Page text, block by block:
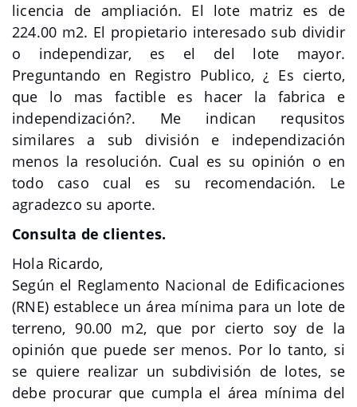
licencia de ampliación. El lote matriz es de
224.00 m2. El propietario interesado sub dividir
o independizar, es el del lote mayor.
Preguntando en Registro Publico, ¿ Es cierto,
que lo mas factible es hacer la fabrica e
independización?. Me indican requsitos
similares a sub división e independización
menos la resolución. Cual es su opinión o en
todo caso cual es su recomendación. Le
agradezco su aporte.
Consulta de clientes.
Hola Ricardo,
Según el Reglamento Nacional de Edificaciones
(RNE) establece un área mínima para un lote de
terreno, 90.00 m2, que por cierto soy de la
opinión que puede ser menos. Por lo tanto, si
se quiere realizar un subdivisión de lotes, se
debe procurar que cumpla el área mínima del